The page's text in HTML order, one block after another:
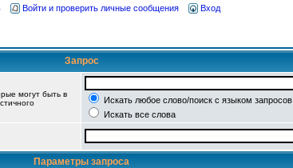
Войти и проверить личные сообщения Вход
Запрос
могут быть в
Искать любое слово/поиск с языком запросов
Искать все слова
Параметры запроса